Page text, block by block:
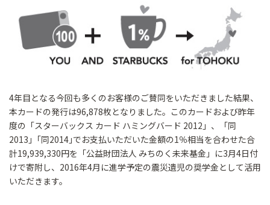
4年目となる今回も多くのお客様のご賛同をいただきました結果、
本カードの発行は96,878枚となりました。このカードおよび昨年
度の「スターバックス カード ハミングバード 2012」、「同
2013」｢同2014｣でお支払いただいた金額の1％相当を合わせた合
計19,939,330円を「公益財団法人 みちのく未来基金」に3月4日付
けで寄附し、2016年4月に進学予定の震災遺児の奨学金として活用
いただきます。